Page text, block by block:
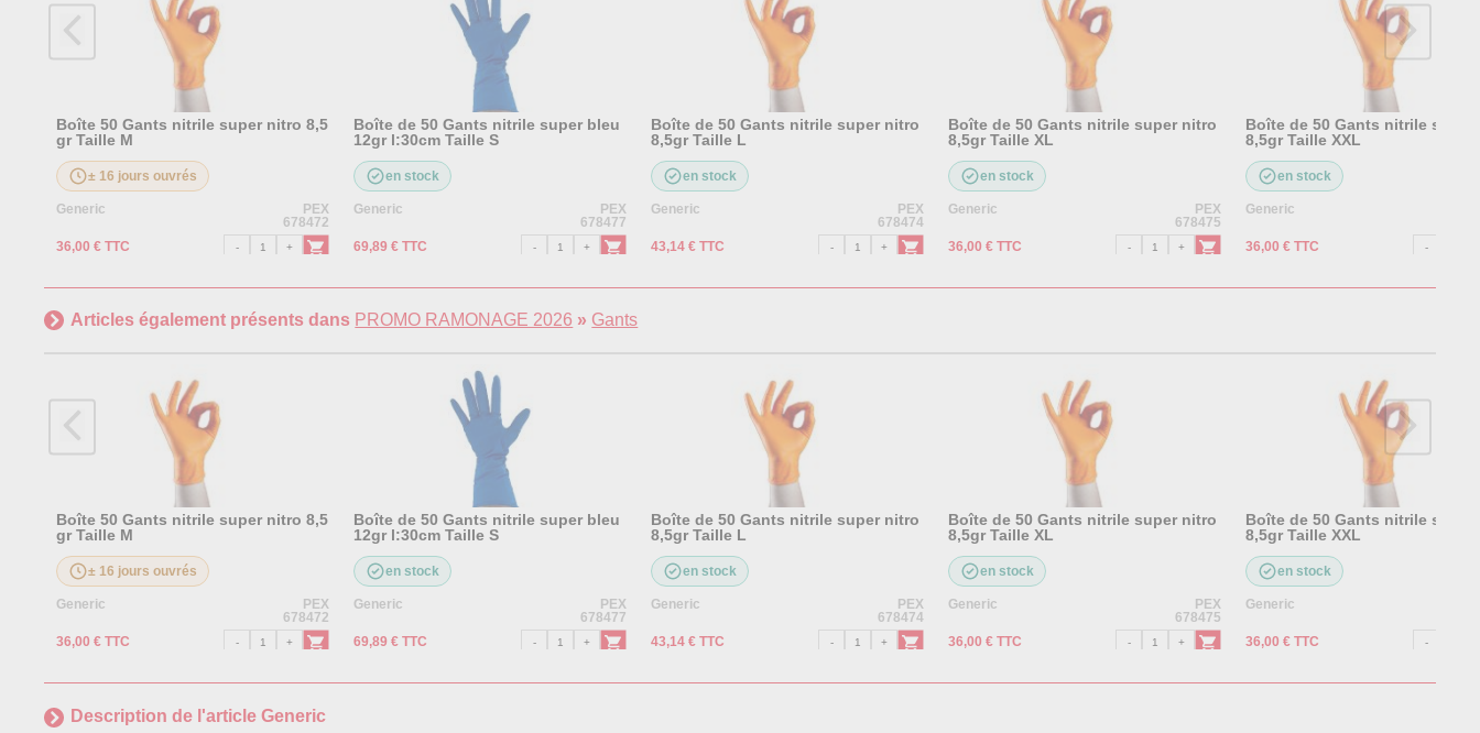
Boîte 50 Gants nitrile super nitro 8,5
gr Taille M
± 16 jours ouvrés
Generic
PEX
678472
36,00 € TTC
Boîte de 50 Gants nitrile super bleu
12gr l:30cm Taille S
en stock
Generic
PEX
678477
69,89 € TTC
Boîte de 50 Gants nitrile super nitro
8,5gr Taille L
en stock
Generic
PEX
678474
43,14 € TTC
Boîte de 50 Gants nitrile super nitro
8,5gr Taille XL
en stock
Generic
PEX
678475
36,00 € TTC
Boîte de 50 Gants nitrile super
8,5gr Taille XXL
en stock
Generic
36,00 € TTC
Articles également présents dans PROMO RAMONAGE 2026 » Gants
Boîte 50 Gants nitrile super nitro 8,5
gr Taille M
± 16 jours ouvrés
Generic
PEX
678472
36,00 € TTC
Boîte de 50 Gants nitrile super bleu
12gr l:30cm Taille S
en stock
Generic
PEX
678477
69,89 € TTC
Boîte de 50 Gants nitrile super nitro
8,5gr Taille L
en stock
Generic
PEX
678474
43,14 € TTC
Boîte de 50 Gants nitrile super nitro
8,5gr Taille XL
en stock
Generic
PEX
678475
36,00 € TTC
Boîte de 50 Gants nitrile super
8,5gr Taille XXL
en stock
Generic
36,00 € TTC
Description de l'article Generic